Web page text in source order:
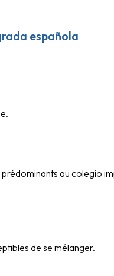
española
au colegio
de se mélanger.